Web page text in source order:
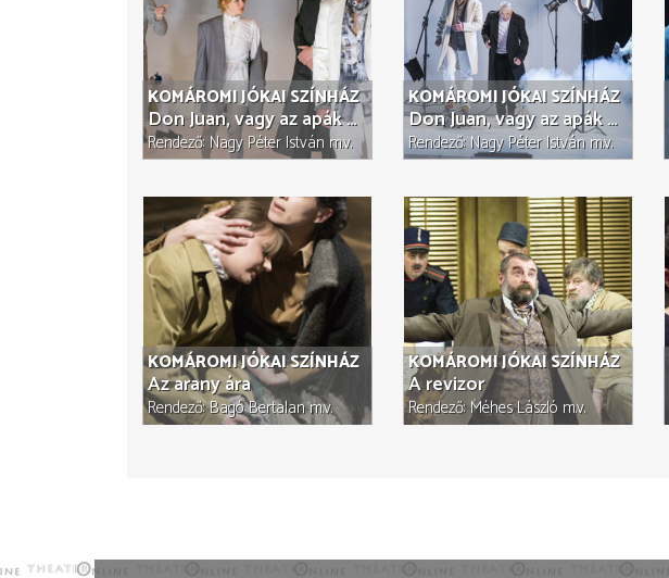
KOMÁROMI JÓKAI SZÍNHÁZ
Don Juan, vagy az apák kínja
Rendező Nagy Péter Istvánm.v.
KOMÁROMI JÓKAI SZÍNHÁZ
Don Juan, vagy az apák kínja
Rendező Nagy Péter István m.v.
KOMÁROMI JÓKAI SZÍNHÁZ
Az arany ára
Rendező Bagó Bertalanm.v.
KOMÁROMI JÓKAI SZÍNHÁZ
A revizor
Rendező Méhes László m.v.